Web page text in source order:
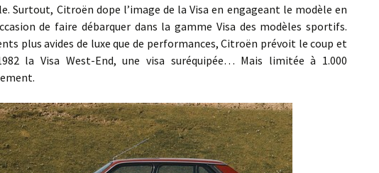
Surtout, Citroën dope l’image de la Visa en engageant le modèle en
de faire débarquer dans la gamme Visa des modèles sportifs.
plus avides de luxe que de performances, Citroën prévoit le coup et
la Visa West-End, une visa suréquipée… Mais limitée à 1.000